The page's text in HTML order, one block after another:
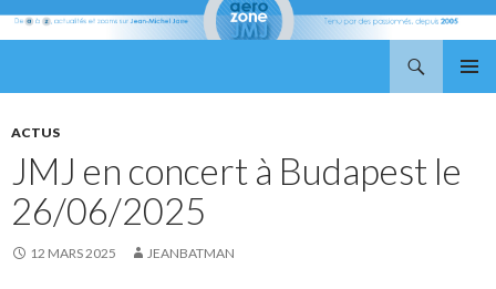
CONTENU
ACTUS
JMJ en concert à Budapest le
26/06/2025
12 MARS 2025 JEANBATMAN